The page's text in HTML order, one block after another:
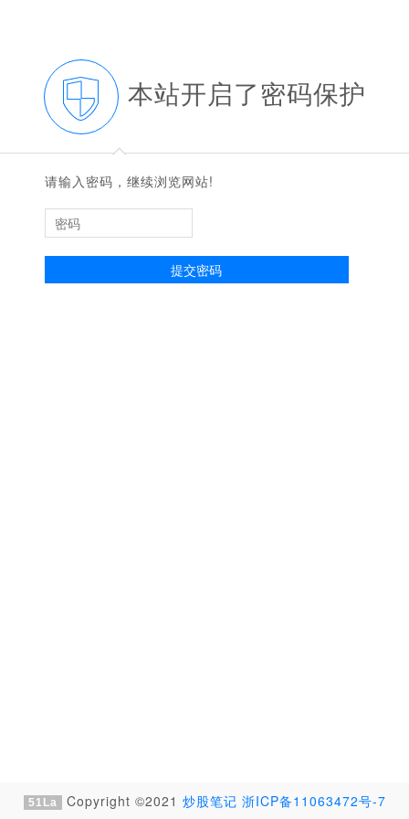
本站开启了密码保护
◆
◆
请输入密码，继续浏览网站!
提交密码
51La Copyright ©2021 炒股笔记 浙ICP备11063472号-7